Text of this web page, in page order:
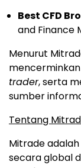
Best CFD
and Finance
Menurut
trader, serta
sumber
Tentang
Mitrade
secara global